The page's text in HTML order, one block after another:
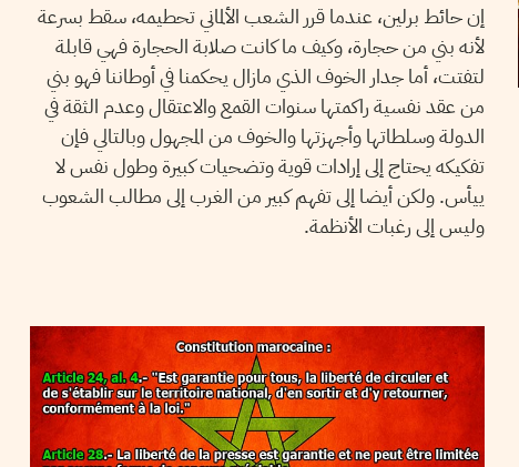
إن حائط برلين، عندما قرر الشعب الألماني تحطيمه، سقط بسرعة
لأنه بني من حجارة، وكيف ما كانت صلابة الحجارة فهي قابلة
لتفتت، أما جدار الخوف الذي مازال يحكمنا في أوطاننا فهو بني
من عقد نفسية راكمتها سنوات القمع والاعتقال وعدم الثقة في
الدولة وسلطاتها وأجهزتها والخوف من المجهول وبالتالي فإن
تفكيكه يحتاج إلى إرادات قوية وتضحيات كبيرة وطول نفس لا
ييأس. ولكن أيضا إلى تفهم كبير من الغرب إلى مطالب الشعوب
وليس إلى رغبات الأنظمة.